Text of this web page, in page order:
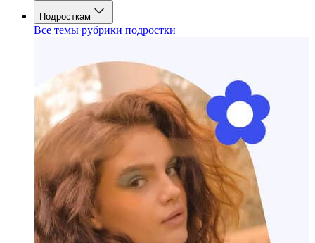
Подросткам
Все темы рубрики подростки